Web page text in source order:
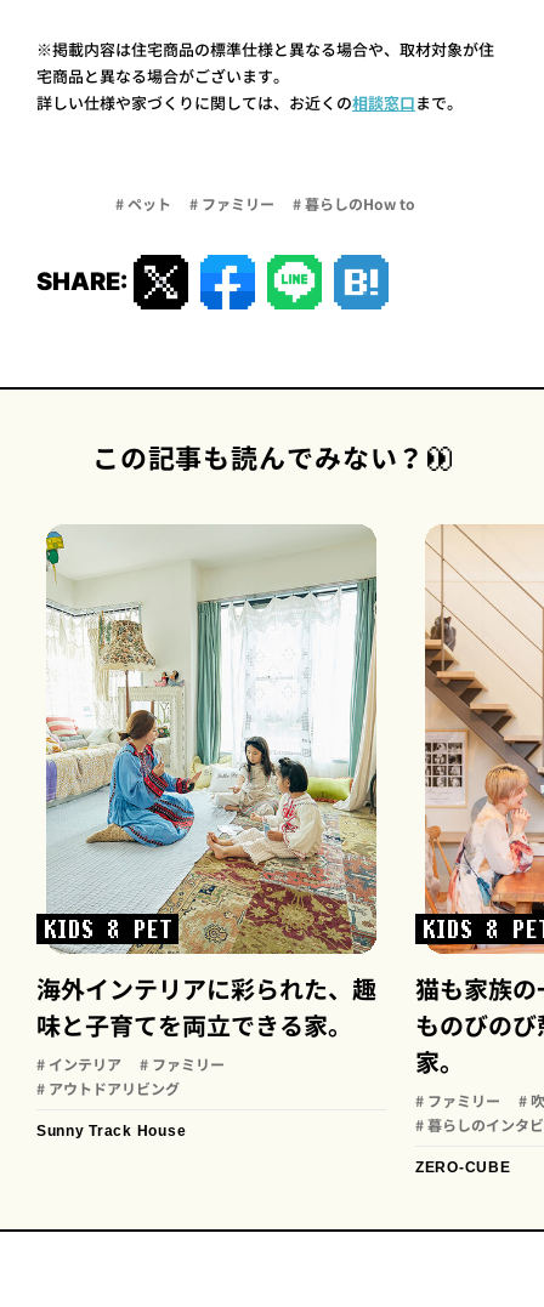
※掲載内容は住宅商品の標準仕様と異なる場合や、取材対象が住
宅商品と異なる場合がございます。
詳しい仕様や家づくりに関しては、お近くの相談窓口まで。
# ペット # ファミリー # 暮らしのHow to
SHARE:
この記事も読んでみない？
KIDS & PET
海外インテリアに彩られた、趣
味と子育てを両立できる家。
# インテリア
# ファミリー
# アウトドアリビング
Sunny Track House
KIDS &
猫も家族
ものびの
家。
# ファミリー
#
# 暮らしのインタ
ZERO-CUBE